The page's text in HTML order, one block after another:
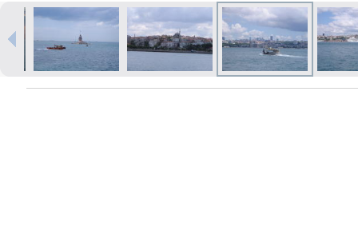
Печать в течение 1 часа в Риге –
закажите онлайн
Различные форматы и виды